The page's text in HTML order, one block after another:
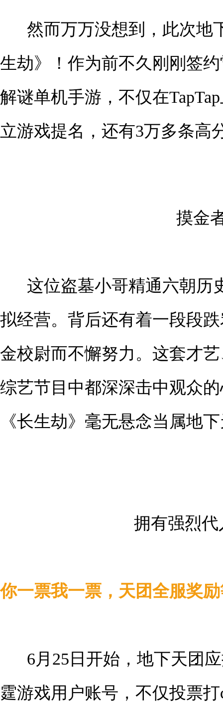
然而万万没想到，此次地
生劫》！作为前不久刚刚签
解谜单机手游，不仅在
立游戏提名，还有3万多条高
摸金
这位盗墓小哥精通六朝历
拟经营。背后还有着一段段
金校尉而不懈努力。这套才
综艺节目中都深深击中观众
《长生劫》毫无悬念当属地
拥有强烈
你一票我一票，天团全服奖
6月25日开始，地下天团
霆游戏用户账号，不仅投票